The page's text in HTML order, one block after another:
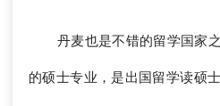
丹麦也是不错的留学国家
的硕士专业，是出国留学读硕